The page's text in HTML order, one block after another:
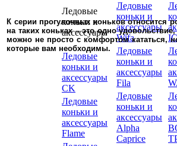
Ледовые
коньки и
аксессуары
Ледовые
коньки и
аксессуары
CK
Ледовые
коньки и
аксессуары
Flame
Ледовые
коньки и
аксессуары
Wifa
Ледовые
коньки и
аксессуары
Fila
Ледовые
коньки и
аксессуары
Alpha
Caprice
К серии прогулочных коньков
на таких коньках – это одно
можно не просто с комфортом кататься,
которые вам необходимы.